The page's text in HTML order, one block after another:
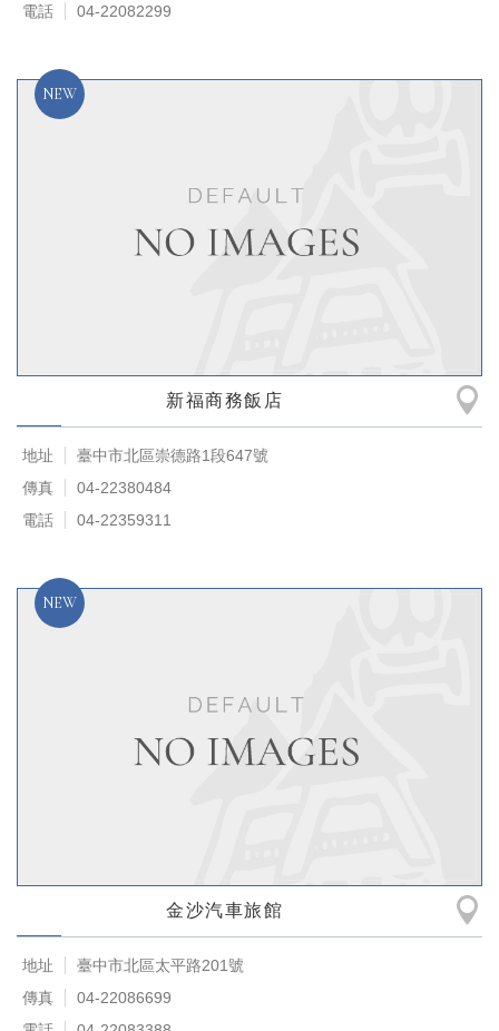
電話
04-22082299
新福商務飯店
地址
臺中市北區崇德路1段647號
傳真
04-22380484
電話
04-22359311
金沙汽車旅館
地址
臺中市北區太平路201號
傳真
04-22086699